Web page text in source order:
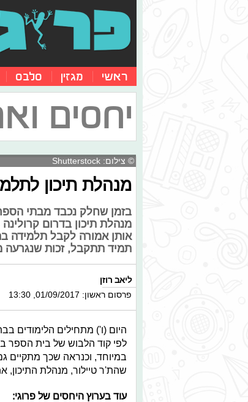
ראשי מגזין סלבס
יחסים
© צילום: Shutterstock
מנהלת תיכון
בזמן שחלק נכבד מבתי
מנהלת תיכון בדרום
אותן אמורה לקבל תלמידה
תמיד תתקבל, זכות שנגרעה
ליאב רוזן
פרסום ראשון: 01/09/2017, 13:30
היום (ו') מתחילים הלימודים
לפי קוד הלבוש של בית הספר
במיוחד, וכנראה שכך מתקיים
שהת'ר טיילור, מנהלת
עוד בערוץ היחסים של פרוגי: